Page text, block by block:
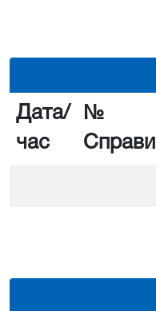
Дата/
час
№
Справи